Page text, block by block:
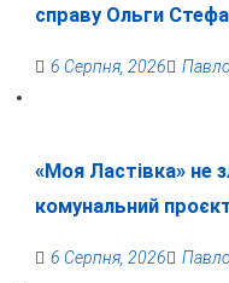
справу Ольги
6 Серпня, 2026
«Моя Ластівка» не
комунальний
6 Серпня, 2026